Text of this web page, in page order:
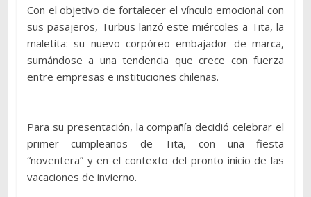
Con el objetivo de fortalecer el vínculo emocional con
sus pasajeros, Turbus lanzó este miércoles a Tita, la
maletita: su nuevo corpóreo embajador de marca,
sumándose a una tendencia que crece con fuerza
entre empresas e instituciones chilenas.
Para su presentación, la compañía decidió celebrar el
primer cumpleaños de Tita, con una fiesta
“noventera” y en el contexto del pronto inicio de las
vacaciones de invierno.